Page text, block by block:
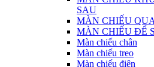
SAU
MÀN CHIẾU
MÀN CHIẾU ĐỂ
Màn chiếu chân
Màn chiếu treo
Màn chiếu điện